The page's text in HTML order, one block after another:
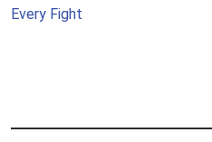
Every Fight